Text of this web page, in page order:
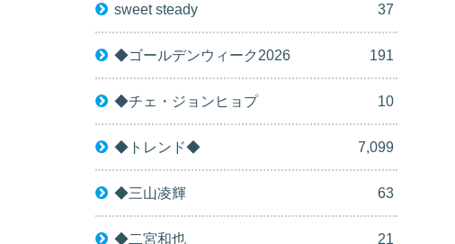
sweet steady 37
◆ゴールデンウィーク2026 191
◆チェ・ジョンヒョプ 10
◆トレンド◆ 7,099
◆三山凌輝 63
◆二宮和也 21